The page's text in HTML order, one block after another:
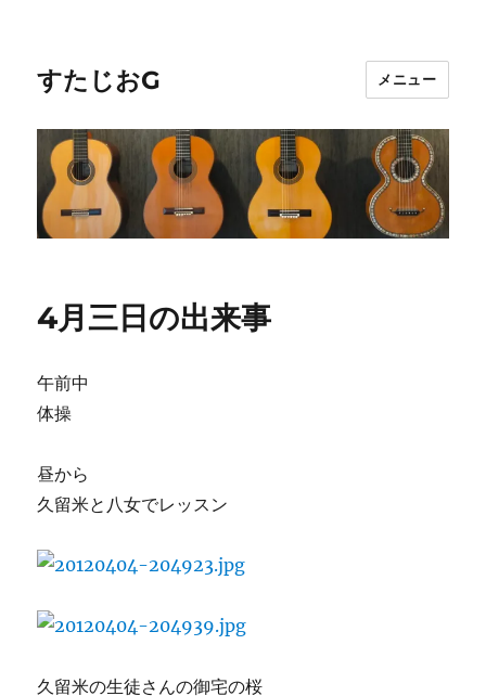
すたじおG メニュー
4月三日の出来事
午前中
体操
昼から
久留米と八女でレッスン
久留米の生徒さんの御宅の桜